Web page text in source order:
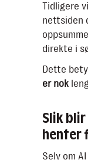
Tidligere
nettsiden
direkte i
Dette
er nok
Slik blir
henter
Selv om